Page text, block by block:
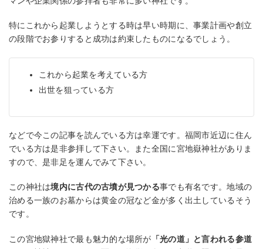
特にこれから起業しようとする時は早い時期に、事業計画や創立
の段階でお参りすると成功は約束したものになるでしょう。
これから起業を考えている方
出世を狙っている方
などで今この記事を読んでいる方は幸運です。福岡市近辺に住ん
でいる方は是非参拝して下さい。また全国に宮地嶽神社がありま
すので、是非足を運んでみて下さい。
この神社は境内に古代の古墳が見つかる事でも有名です。地域の
治める一族のお墓からは黄金の冠など金が多く出土しているそう
です。
この宮地獄神社で最も魅力的な場所が 「光の道」と言われる参道